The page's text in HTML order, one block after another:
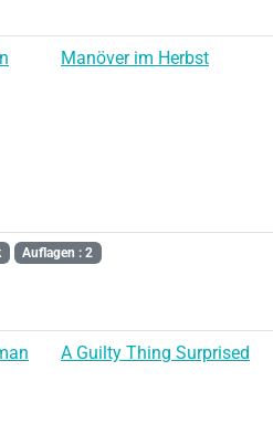
Manöver im Herbst
Auflagen : 2
A Guilty Thing Surprised